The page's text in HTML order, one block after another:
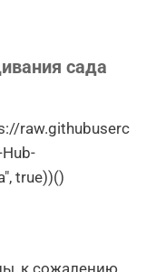
сада
raw.githubuserc
true))()